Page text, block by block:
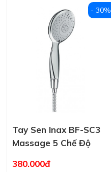
Tay Sen Inax BF-SC3
Massage 5 Chế Độ
380.000đ
- 30%